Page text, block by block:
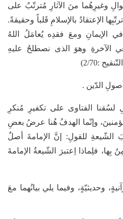
وغيرِهُما منَ الآثارِ مُترتّبٌ على
الإعتقادُ بالإسلامِ قَلباً وحقيقةً.
في الإيمانِ ومعَ فقدِه يُعامَلُ اللهُ
الآخرةِ وهوَ الذى نصطلحُ عليهِ
:2/70)
الدّين .
لسُقنا الفتاوى على تكفيرِ مُنكرِ
وإنّما الهدفُ هُنا عرضُ بعضِ
الشّيعةِ للقولِ: إنَّ الإمامةَ أصلٌ
بِها، فلِماذا اِعتبرَ الشّيعةُ الإمامةَ
وحديثيّةٍ، وفيما يلي بيانُهما معَ